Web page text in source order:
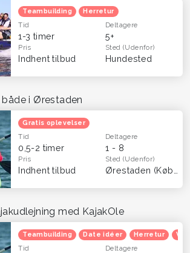
Teambuilding Herretur
Tid
1-3 timer
Deltagere
5+
Pris
Indhent tilbud
Sted(Udenfor)
Hundested
både i Ørestaden
Gratis oplevelser
Tid
0,5-2 timer
Deltagere
1 - 8
Pris
Indhent tilbud
Sted(Udenfor)
med KajakOle
Teambuilding Date idéer Herretur
Tid Deltagere